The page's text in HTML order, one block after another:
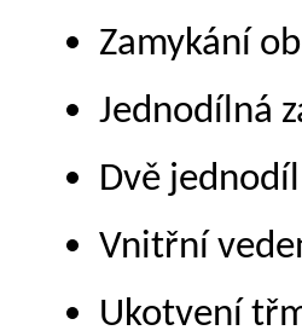
Zamykání
Jednodílná
Dvě
Vnitřní
Ukotvení